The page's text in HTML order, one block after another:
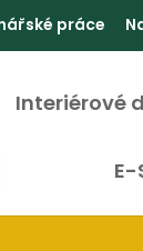
práce
Interiérové
E-